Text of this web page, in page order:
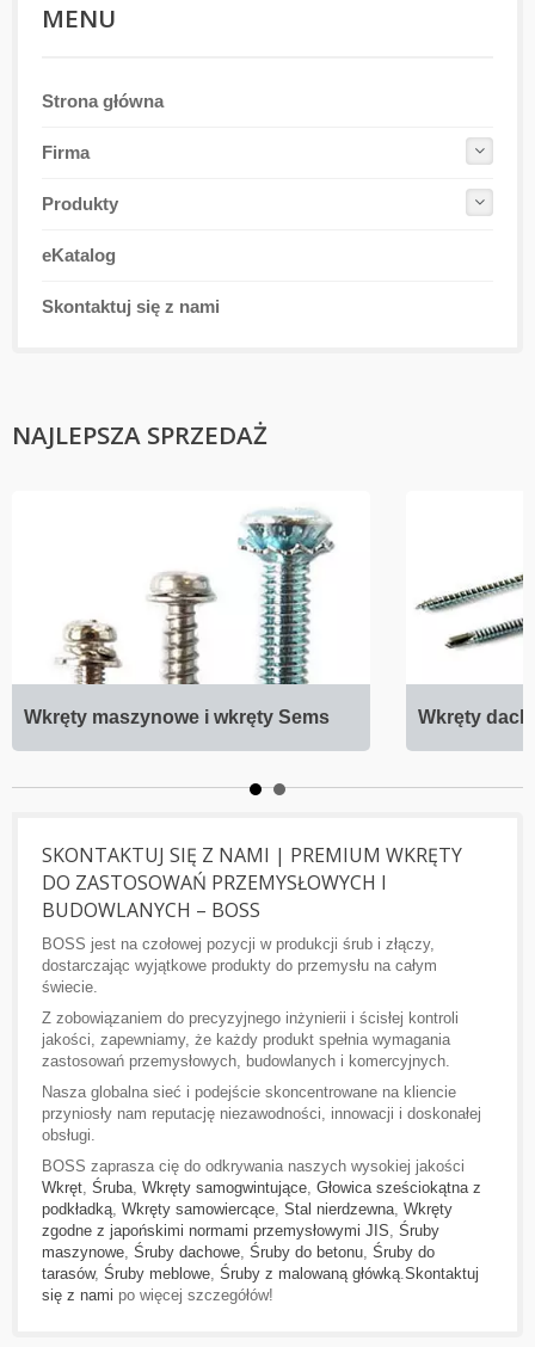
MENU
Strona główna
Firma
Produkty
eKatalog
Skontaktuj się z nami
NAJLEPSZA SPRZEDAŻ
Wkręty maszynowe i wkręty Sems Wkręty
SKONTAKTUJ SIĘ Z NAMI | PREMIUM WKRĘTY
DO ZASTOSOWAŃ PRZEMYSŁOWYCH I
BUDOWLANYCH – BOSS
BOSS jest na czołowej pozycji w produkcji śrub i złączy,
dostarczając wyjątkowe produkty do przemysłu na całym
świecie.
Z zobowiązaniem do precyzyjnego inżynierii i ścisłej kontroli
jakości, zapewniamy, że każdy produkt spełnia wymagania
zastosowań przemysłowych, budowlanych i komercyjnych.
Nasza globalna sieć i podejście skoncentrowane na kliencie
przyniosły nam reputację niezawodności, innowacji i doskonałej
obsługi.
BOSS zaprasza cię do odkrywania naszych wysokiej jakości
Wkręt Śruba Wkręty samogwintujące Głowica sześciokątna z
podkładką Wkręty samowiercące Stal nierdzewna Wkręty
zgodne z japońskimi normami przemysłowymi JIS Śruby
maszynowe Śruby dachowe Śruby do betonu Śruby do
tarasów, Śruby meblowe Śruby z malowaną główką Skontaktuj
się z nami po więcej szczegółów!